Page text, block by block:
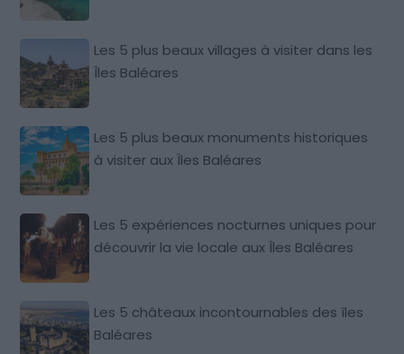
Les 5 plus beaux villages à visiter dans les
Îles Baléares
Les 5 plus beaux monuments historiques
à visiter aux Îles Baléares
Les 5 expériences nocturnes uniques pour
découvrir la vie locale aux Îles Baléares
Les 5 châteaux incontournables des îles
Baléares